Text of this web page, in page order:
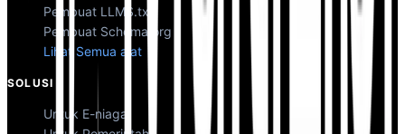
Pembuat LLMS.txt
Pembuat Schema.org
Lihat Semua alat
SOLUSI
Untuk E-niaga